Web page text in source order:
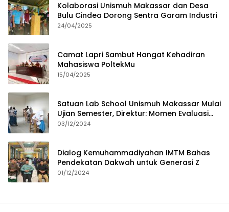
Kolaborasi Unismuh Makassar dan Desa
Bulu Cindea Dorong Sentra Garam Industri
24/04/2025
Camat Lapri Sambut Hangat Kehadiran
Mahasiswa PoltekMu
15/04/2025
Satuan Lab School Unismuh Makassar Mulai
Ujian Semester, Direktur: Momen Evaluasi
Proses Pembelajaran
03/12/2024
Dialog Kemuhammadiyahan IMTM Bahas
Pendekatan Dakwah untuk Generasi Z
01/12/2024